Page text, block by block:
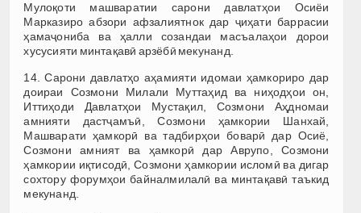
Мулоқоти машваратии сарони давлатҳои Осиёи
Марказиро абзори афзалиятнок дар ҷиҳати баррасии
ҳамаҷониба ва ҳалли созандаи масъалаҳои дорои
хусусияти минтақавӣ арзёбӣ мекунанд.
14. Сарони давлатҳо аҳамияти идомаи ҳамкориро дар
доираи Созмони Милали Муттаҳид ва ниҳодҳои он,
Иттиҳоди Давлатҳои Мустақил, Созмони Аҳдномаи
амнияти дастҷамъӣ, Созмони ҳамкории Шанхай,
Машварати ҳамкорӣ ва тадбирҳои боварӣ дар Осиё,
Созмони амният ва ҳамкорӣ дар Аврупо, Созмони
ҳамкории иқтисодӣ, Созмони ҳамкории исломӣ ва дигар
сохтору форумҳои байналмилалӣ ва минтақавӣ таъкид
мекунанд.